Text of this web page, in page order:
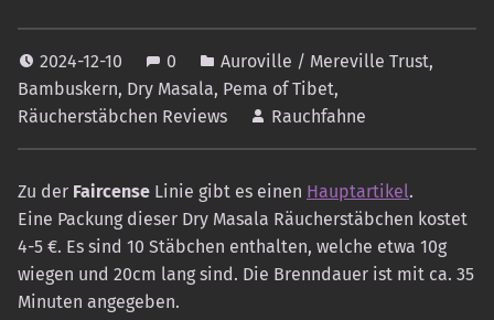
2024-12-10 0 Auroville / Mereville Trust,
Bambuskern, Dry Masala, Pema of Tibet,
Räucherstäbchen Reviews
Rauchfahne
Zu der Faircense Linie gibt es einen Hauptartikel.
Eine Packung dieser Dry Masala Räucherstäbchen kostet
4-5 €. Es sind 10 Stäbchen enthalten, welche etwa 10g
wiegen und 20cm lang sind. Die Brenndauer ist mit ca. 35
Minuten angegeben.